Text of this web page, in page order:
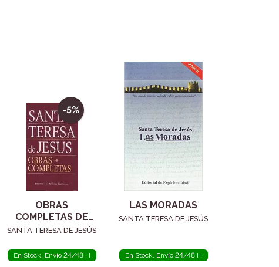
-5%
OBRAS
COMPLETAS DE
SANTA TERESA DE
SANTA TERESA DE JESÚS
En Stock. Envío 24/48 H
LAS MORADAS
SANTA TERESA DE JESÚS
En Stock. Envío 24/48 H